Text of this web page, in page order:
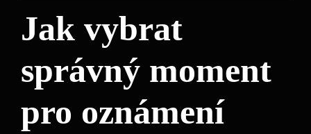
Jak vybrat
správný moment
pro oznámení